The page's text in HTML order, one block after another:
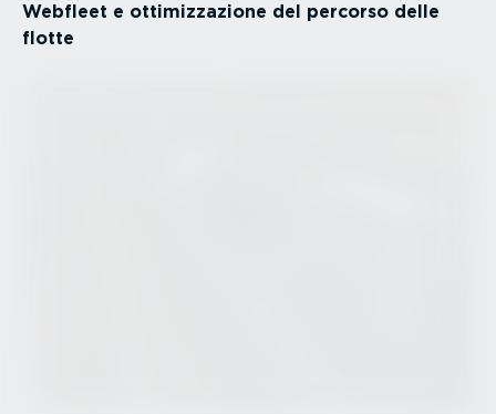
Webfleet e ottimiz­za­zione del percorso delle
flotte